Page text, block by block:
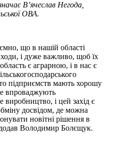
В’ячеслав Негода,
ОВА.
що в нашій області
і дуже важливо, щоб їх
є аграрною, і в нас є
підприємств мають хорошу
впроваджують
виробництво, і цей захід є
досвідом, де можна
новітні рішення в
додав Володимир Болєщук.